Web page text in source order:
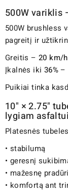
500W variklis
500W brushless
pagreitį ir
Greitis – 20 km/
Įkalnės iki 36%–
Puikiai tinka
10" × 2.75"
lygiam asfaltui
Platesnės
• stabilumą
• geresnį
• mažesnę
• komfortą ant